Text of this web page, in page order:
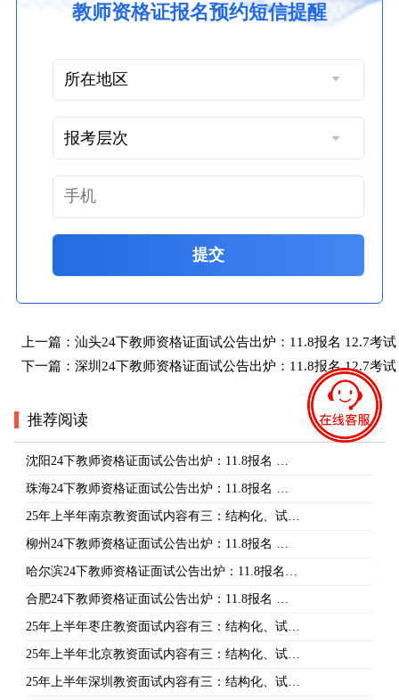
教师资格证报名预约短信提醒
提交
上一篇： 汕头24下教师资格证面试公告出炉：11.8报名 12.7考试
下一篇： 深圳24下教师资格证面试公告出炉：11.8报名 12.7考试
推荐阅读
沈阳24下教师资格证面试公告出炉：11.8报名 …
珠海24下教师资格证面试公告出炉：11.8报名 …
25年上半年南京教资面试内容有三：结构化、试…
柳州24下教师资格证面试公告出炉：11.8报名 …
哈尔滨24下教师资格证面试公告出炉：11.8报名…
合肥24下教师资格证面试公告出炉：11.8报名 …
25年上半年枣庄教资面试内容有三：结构化、试…
25年上半年北京教资面试内容有三：结构化、试…
25年上半年深圳教资面试内容有三：结构化、试…